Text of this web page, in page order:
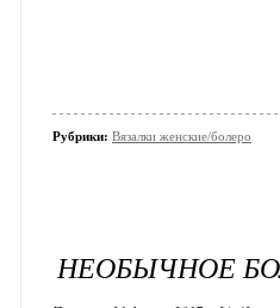
Рубрики: Вязалки женские/болеро
НЕОБЫЧНОЕ